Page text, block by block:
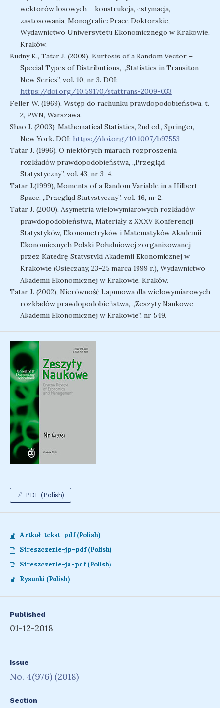
wektorów losowych – konstrukcja, estymacja,
zastosowania, Monografie: Prace Doktorskie,
Wydawnictwo Uniwersytetu Ekonomicznego w Krakowie,
Kraków.
Budny K., Tatar J. (2009), Kurtosis of a Random Vector –
Special Types of Distributions, „Statistics in Transiton –
New Series”, vol. 10, nr 3. DOI:
https://doi.org/10.59170/stattrans-2009-033
Feller W. (1969), Wstęp do rachunku prawdopodobieństwa, t.
2, PWN, Warszawa.
Shao J. (2003), Mathematical Statistics, 2nd ed., Springer,
New York. DOI: https://doi.org/10.1007/b97553
Tatar J. (1996), O niektórych miarach rozproszenia
rozkładów prawdopodobieństwa, „Przegląd
Statystyczny”, vol. 43, nr 3–4.
Tatar J.(1999), Moments of a Random Variable in a Hilbert
Space, „Przegląd Statystyczny”, vol. 46, nr 2.
Tatar J. (2000), Asymetria wielowymiarowych rozkładów
prawdopodobieństwa, Materiały z XXXV Konferencji
Statystyków, Ekonometryków i Matematyków Akademii
Ekonomicznych Polski Południowej zorganizowanej
przez Katedrę Statystyki Akademii Ekonomicznej w
Krakowie (Osieczany, 23–25 marca 1999 r.), Wydawnictwo
Akademii Ekonomicznej w Krakowie, Kraków.
Tatar J. (2002), Nierówność Lapunowa dla wielowymiarowych
rozkładów prawdopodobieństwa, „Zeszyty Naukowe
Akademii Ekonomicznej w Krakowie”, nr 549.
PDF (Polish)
Artkuł-tekst-pdf (Polish)
Streszczenie-jp-pdf (Polish)
Streszczenie-ja-pdf (Polish)
Rysunki (Polish)
Published
01-12-2018
Issue
No. 4(976) (2018)
Section